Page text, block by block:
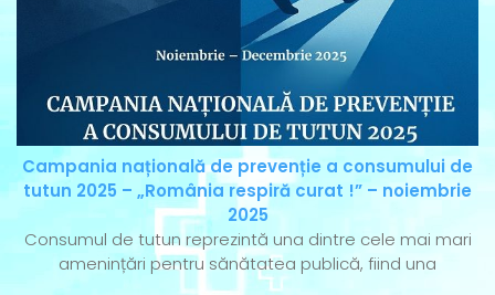
Campania națională de prevenție a consumului de
tutun 2025 – „România respiră curat !” – noiembrie
2025
Consumul de tutun reprezintă una dintre cele mai mari
amenințări pentru sănătatea publică, fiind una